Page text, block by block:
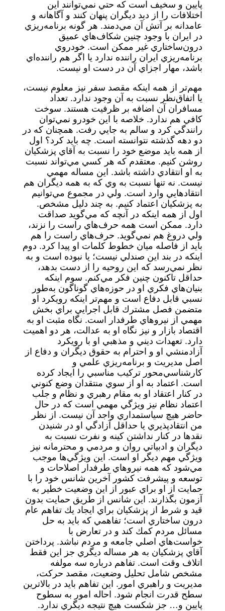
پايين و سخيف است كه حتي نمي‌توانند اين
اختلافات را از ديد ديگران پنهان كنند و آگاهانه و
عامدانه بر آتش آن مي‌دمند. هر گونه برنامه‌ريزي
در ايران با وجود چنين شكاف‌هاي عميق
درون‌ساختاري غير ممكن است. خودروي
برنامه‌ريزي ايران راننده ندارد يا اگر هم راننده‌اي
باشد، مهار اجزاي آن در دست او نيست.
مهم‌تر از همه اينكه مقصد سفر نيز معلوم نيست،
يا اتفاق‌نظر نسبت به آن وجود ندارد. تعداد
مسافران آن اضافه بر ظرفيت هستند. سوخت
كافي هم ندارد. خلاصه با اين خودرو نمي‌توان
رانندگي كرد و سالم به جايي رفت. همچنان كه در
دو دهه گذشته نتوانسته است. چه بايد كرد؟ اول
از همه بايد موضع خود را نسبت به آقاي پزشكيان
روشن كنيم. معتقدم كه هر كسي مي‌تواند نسبت
به او انتقادي داشته باشد. اين مساله مهمي
نيست. نه تنها نسبت به وي كه به همه ديگران هم
انتقادهايي وارد است. ولي در مجموع مي‌توانيم
به پزشكيان اعتماد كنيم. به چند دليل مشخص.
اول از همه اينكه در آنچه كه مي‌گويد صداقت
دارد. ممكن است همه حرف‌هاي راست را نزند،
ولي دروغ هم نمي‌گويد. حرف‌هاي راست را هم
بايد از فاصله ميان خطوط كلمات او پيدا كرد. دوم
اينكه در بند اين صندلي نيست؛ يا نبوده است و به
نظر نمي‌رسد كه اين روحيه را از دست بدهد،
حداقل تاكنون چنين فكر مي‌كنم. سوم اينكه
بنيان‌هاي فكري او در حوزه‌هاي گوناگون به‌طور
نسبي قابل دفاع است و مهم‌تر اينكه رويكرد او
متضمن فصل مشترك قابل اجرايي براي بخش
مهمي از نيروهاي طرفدار است. نگاه مثبت او به
اقتصاد بازار و نيز نگاه او به عدالت، هر دو اهميت
دارد. تعهدات ديني و مذهبي او با رويكرد
آزادمنشي او و احترام به حقوق ديگران و دفاع از
اصل مديريت و برنامه‌ريزي علمي و
كارشناسي‌محور تركيب مناسبي را ايجاد كرده
است. اعتماد به او از سوي منتقدان وضع كنوني
در كنار اعتقاد او به مقام رهبري و نظام و جلب
اعتماد نظام نيز ويژگي مهمي است كه در حال
حاضر هيچ سياستمداري واجد آن نيست. از نظر
من انتقادپذيري يا حداقل آزادگي او در شنيدن
نقدها در كنار نداشتن كينه و نفرت نسبت به
ديگران و ادبياتي روان و مردمي و محترمانه نيز
ويژگي مهم ديگر او است. اين ويژگي‌ها موجب
مي‌شود كه همه نيروهاي طرفدار اصلاحات و
توسعه و پيشرفت كشور آخرين شانس خود را با
حمايت از او براي عبور از اين وضعيت خطير به
آزمون بگذارند. اين شانس از طريق حمايت بدون
قيد و شرط از پزشكيان براي ايجاد يك تفاهم عام
درون ساختاري است؛ تفاهمي كه بايد به حل
مسائل مردم كمك كند و در تعارض با
خواست‌هاي اصلي جامعه و مردم نباشد. پرداختن
آقاي پزشكيان به هر مساله ديگري جز اين فقط
اتلاف وقت است. تفاهم درباره سه مولفه
مشخص شامل تحليل وضعيت، مقصد حركت،
مديريت و راهبري امور. اين تفاهم بايد در بالاترين
سطح قدرت انجام شود. احاله امور به سطوح
پايين و… جز شكست هيچ نتيجه ديگري ندارد.